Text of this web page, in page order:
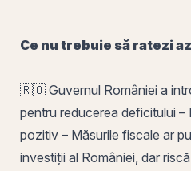
Ce nu trebuie să ratezi
🇷🇴 Guvernul României a
pentru reducerea deficitului
pozitiv – Măsurile fiscale ar
investiții al României, dar